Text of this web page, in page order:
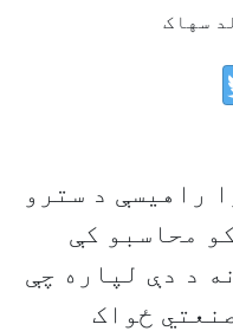
سهاک
راهیسې د سترو
محاسبو کې
د دې لپاره چې
ځواک